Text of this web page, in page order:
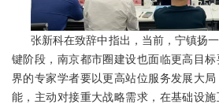
张新科在致辞中指出，当前，宁镇扬
键阶段，南京都市圈建设也面临更高目
界的专家学者要以更高站位服务发展大
能，主动对接重大战略需求，在基础设